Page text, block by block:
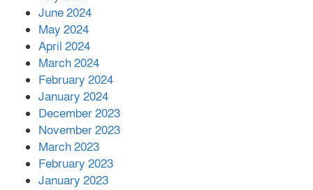
June 2024
May 2024
April 2024
March 2024
February 2024
January 2024
December 2023
November 2023
March 2023
February 2023
January 2023